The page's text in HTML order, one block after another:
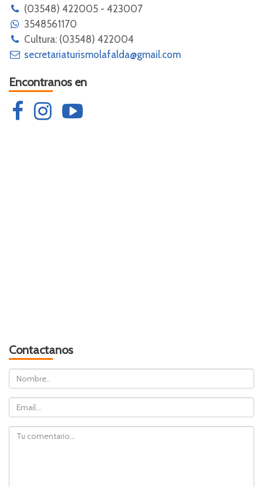
(03548) 422005 - 423007
3548561170
Cultura: (03548) 422004
secretariaturismolafalda@gmail.com
Encontranos en
Contactanos
Nombre
Email
Comentario